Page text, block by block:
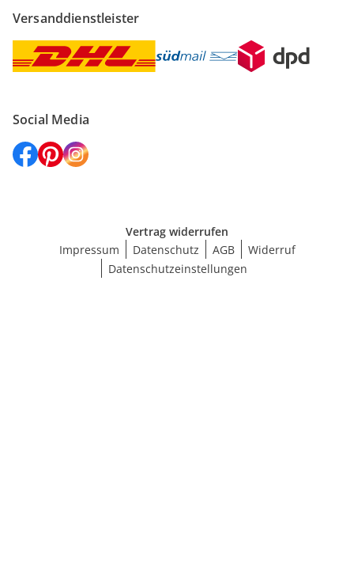
Versanddienstleister
Social Media
Vertrag widerrufen
Impressum
Datenschutz AGB
Widerruf
Datenschutzeinstellungen